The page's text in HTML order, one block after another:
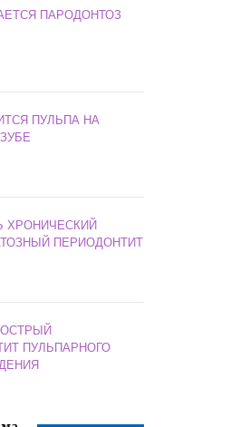
ПАРОДОНТОЗ
ПУЛЬПА НА
ХРОНИЧЕСКИЙ
ПЕРИОДОНТИТ
ПУЛЬПАРНОГО